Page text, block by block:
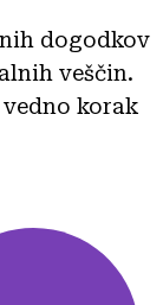
dogodkov
veščin.
korak